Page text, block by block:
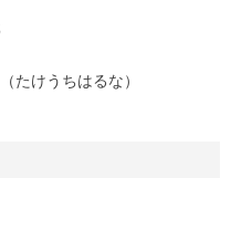
けうちはるな）